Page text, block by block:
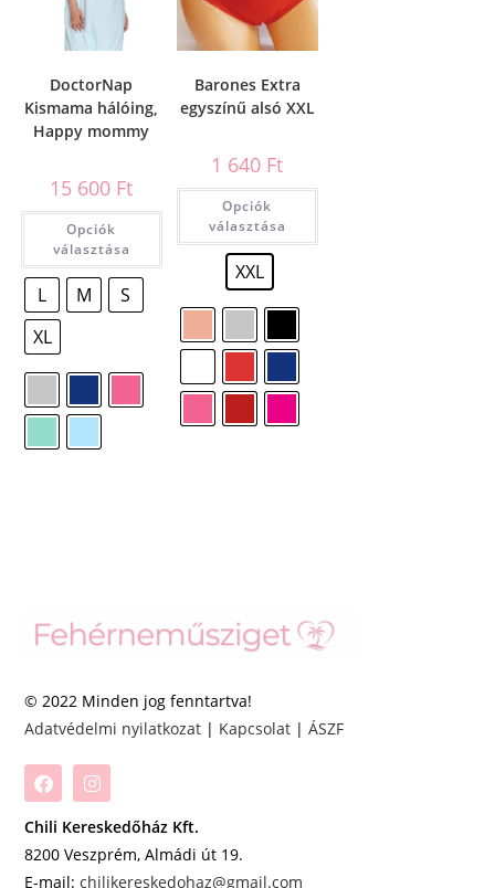
DoctorNap
Kismama hálóing,
Happy mommy
15 600 Ft
Opciók
választása
L M
S
XL
Barones Extra
egyszínű alsó XXL
1 640 Ft
Opciók
választása
XXL
© 2022 Minden jog fenntartva!
Adatvédelmi nyilatkozat | Kapcsolat |ÁSZF
Chili Kereskedőház Kft.
8200 Veszprém, Almádi út 19.
E-mail:chilikereskedohaz@gmail.com